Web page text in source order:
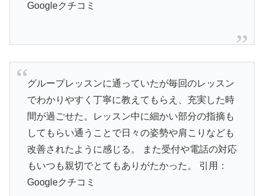
Googleクチコミ
グループレッスンに通っていたが毎回のレッスン
でわかりやすく丁寧に教えてもらえ、充実した時
間が過ごせた。レッスン中に細かい部分の指摘も
してもらい通うことで日々の姿勢や肩こりなども
改善されたように感じる。 また受付や電話の対応
もいつも親切でとてもありがたかった。 引用：
Googleクチコミ